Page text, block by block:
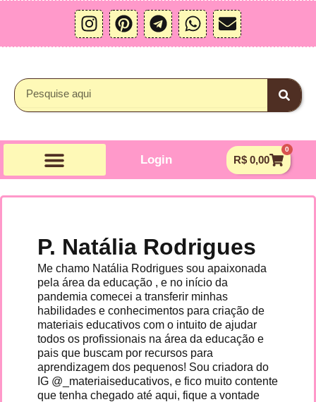
I
n
s
a
a
P
i
n
s
T
e
l
m
W
h
a
p
E
n
v
e
Pesquisar
Login R$0,00
0
P. Natália Rodrigues
Me chamo Natália Rodrigues sou apaixonada
pela área da educação , e no início da
pandemia comecei a transferir minhas
habilidades e conhecimentos para criação de
materiais educativos com o intuito de ajudar
todos os profissionais na área da educação e
pais que buscam por recursos para
aprendizagem dos pequenos! Sou criadora do
IG @_materiaiseducativos, e fico muito contente
que tenha chegado até aqui, fique a vontade